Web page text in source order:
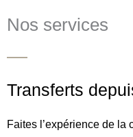
Nos services
Transferts
Faites l’expérience de la